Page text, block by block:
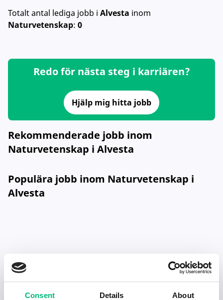
Consent Details About
Totalt antal lediga jobb i Alvesta inom
Naturvetenskap: 0
Redo för nästa steg i karriären?
Hjälp mig hitta jobb
Rekommenderade jobb inom
Naturvetenskap i Alvesta
Populära jobb inom Naturvetenskap i
Alvesta
Senaste publiceringarna i Jobbnytt